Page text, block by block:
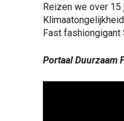
Reizen we over 15
Fast fashiongigant
Portaal Duurzaam